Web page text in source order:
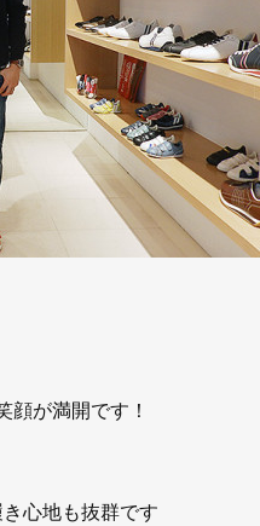
顔が満開です！
心地も抜群です